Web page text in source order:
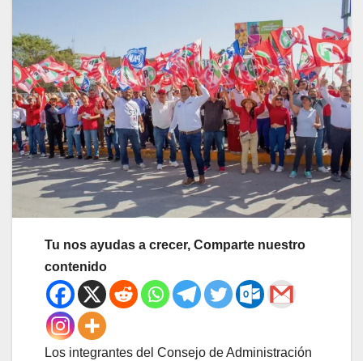
Tu nos ayudas a crecer, Comparte nuestro
contenido
Los integrantes del Consejo de Administración